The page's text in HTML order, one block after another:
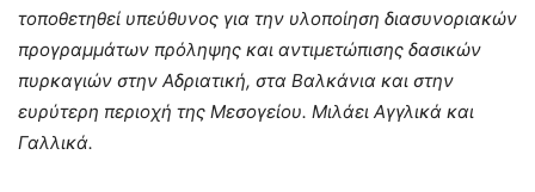
τοποθετηθεί υπεύθυνος για την υλοποίηση διασυνοριακών
προγραμμάτων πρόληψης και αντιμετώπισης δασικών
πυρκαγιών στην Αδριατική, στα Βαλκάνια και στην
ευρύτερη περιοχή της Μεσογείου. Μιλάει Αγγλικά και
Γαλλικά.